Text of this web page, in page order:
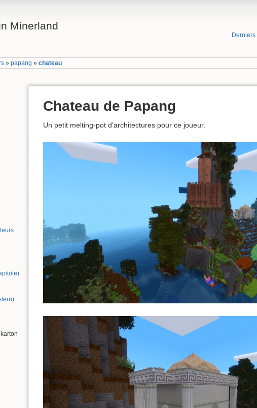
Minerland
»papang »chateau
Chateau de Papang
Un petit melting-pot d'architectures pour ce joueur.